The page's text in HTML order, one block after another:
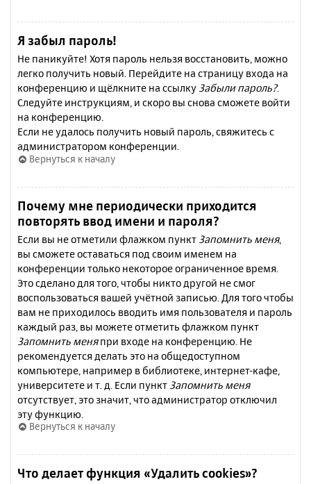
Я забыл пароль!
Не паникуйте! Хотя пароль нельзя восстановить, можно
легко получить новый. Перейдите на страницу входа на
конференцию и щёлкните на ссылку Забыли пароль?.
Следуйте инструкциям, и скоро вы снова сможете войти
на конференцию.
Если не удалось получить новый пароль, свяжитесь с
администратором конференции.
Вернуться к началу
Почему мне периодически приходится
повторять ввод имени и пароля?
Если вы не отметили флажком пункт Запомнить меня,
вы сможете оставаться под своим именем на
конференции только некоторое ограниченное время.
Это сделано для того, чтобы никто другой не смог
воспользоваться вашей учётной записью. Для того чтобы
вам не приходилось вводить имя пользователя и пароль
каждый раз, вы можете отметить флажком пункт
Запомнить меняпри входе на конференцию. Не
рекомендуется делать это на общедоступном
компьютере, например в библиотеке, интернет-кафе,
университете и т. д. Если пункт Запомнить меня
отсутствует, это значит, что администратор отключил
эту функцию.
Вернуться к началу
Что делает функция «Удалить cookies»?